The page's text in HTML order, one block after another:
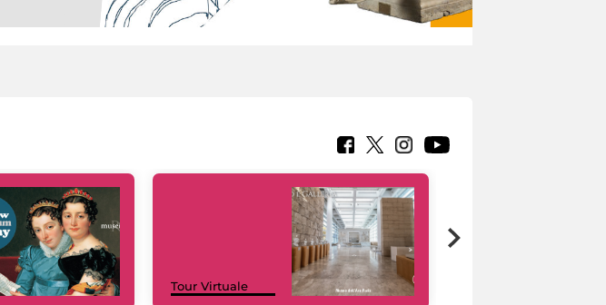
Tour Virtuale